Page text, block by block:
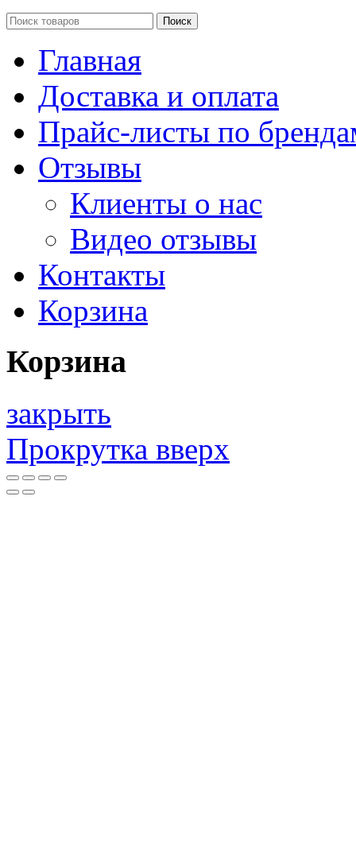
Поиск
Главная
Доставка и оплата
Прайс-листы по
Отзывы
Клиенты о нас
Видео отзывы
Контакты
Корзина
Корзина
закрыть
Прокрутка вверх